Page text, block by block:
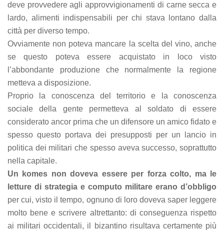
deve provvedere agli approvvigionamenti di carne secca e
lardo, alimenti indispensabili per chi stava lontano dalla
città per diverso tempo.
Ovviamente non poteva mancare la scelta del vino, anche
se questo poteva essere acquistato in loco visto
l’abbondante produzione che normalmente la regione
metteva a disposizione.
Proprio la conoscenza del territorio e la conoscenza
sociale della gente permetteva al soldato di essere
considerato ancor prima che un difensore un amico fidato e
spesso questo portava dei presupposti per un lancio in
politica dei militari che spesso aveva successo, soprattutto
nella capitale.
Un komes non doveva essere per forza colto, ma le
letture di strategia e computo militare erano d’obbligo
per cui, visto il tempo, ognuno di loro doveva saper leggere
molto bene e scrivere altrettanto: di conseguenza rispetto
ai militari occidentali, il bizantino risultava certamente più